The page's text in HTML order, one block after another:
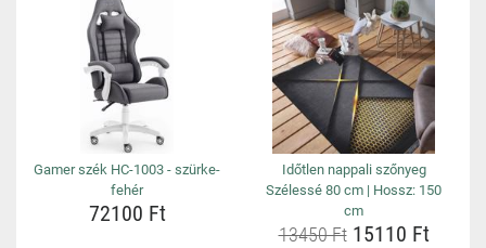
Gamer szék HC-1003 - szürke-
fehér
72100 Ft
Időtlen nappali szőnyeg
Szélessé 80 cm | Hossz: 150
cm
13450 Ft15110 Ft